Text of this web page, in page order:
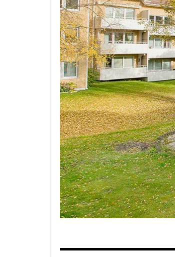
Arkitektmanual
Grönare option